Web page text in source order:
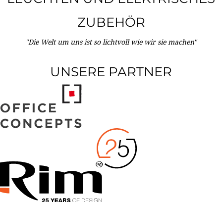
ZUBEHÖR
"Die Welt um uns ist so lichtvoll wie wir sie machen"
UNSERE PARTNER